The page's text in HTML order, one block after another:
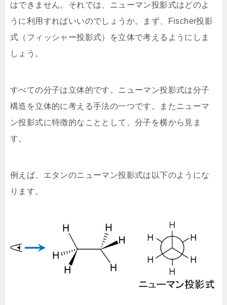
はできません。それでは、ニューマン投影式はどのよ
うに利用すればいいのでしょうか。まず、Fischer投影
式（フィッシャー投影式）を立体で考えるようにしま
しょう。
すべての分子は立体的です。ニューマン投影式は分子
構造を立体的に考える手法の一つです。またニューマ
ン投影式に特徴的なこととして、分子を横から見ま
す。
例えば、エタンのニューマン投影式は以下のようにな
ります。